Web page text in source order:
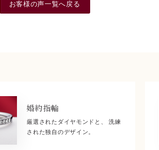
お客様の声一覧へ戻る
婚約指輪
厳選されたダイヤモンドと、 洗練
された独自のデザイン。